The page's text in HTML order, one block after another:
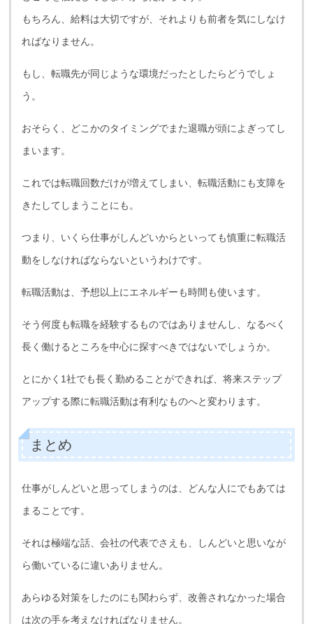
もちろん、給料は大切ですが、それよりも前者を気にしなけ
ればなりません。
もし、転職先が同じような環境だったとしたらどうでしょ
う。
おそらく、どこかのタイミングでまた退職が頭によぎってし
まいます。
これでは転職回数だけが増えてしまい、転職活動にも支障を
きたしてしまうことにも。
つまり、いくら仕事がしんどいからといっても慎重に転職活
動をしなければならないというわけです。
転職活動は、予想以上にエネルギーも時間も使います。
そう何度も転職を経験するものではありませんし、なるべく
長く働けるところを中心に探すべきではないでしょうか。
とにかく1社でも長く勤めることができれば、将来ステップ
アップする際に転職活動は有利なものへと変わります。
まとめ
仕事がしんどいと思ってしまうのは、どんな人にでもあては
まることです。
それは極端な話、会社の代表でさえも、しんどいと思いなが
ら働いているに違いありません。
あらゆる対策をしたのにも関わらず、改善されなかった場合
は次の手を考えなければなりません。